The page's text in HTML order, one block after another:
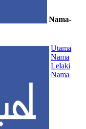
Nama-
Utama
Nama
Lelaki
Nama